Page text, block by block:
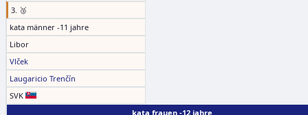
3. 🥉
kata männer -11 jahre
Libor
Vlček
Laugaricio Trenčín
SVK
kata frauen -12 jahre